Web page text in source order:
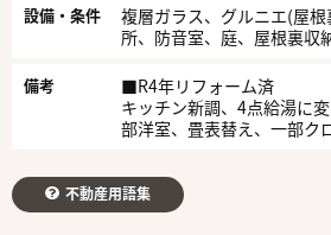
設備・条件
複層ガラス、グルニエ(屋
所、防音室、庭、屋根裏収
備考
■R4年リフォーム済
キッチン新調、4点給湯に
部洋室、畳表替え、一部
不動産用語集